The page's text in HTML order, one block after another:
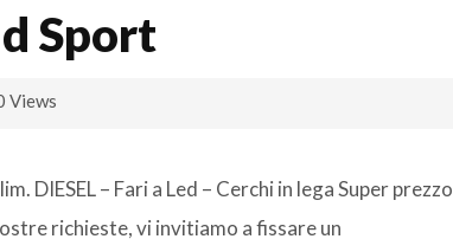
Sport
Views
DIESEL – Fari a Led – Cerchi in lega Super prezzo
richieste, vi invitiamo a fissare un